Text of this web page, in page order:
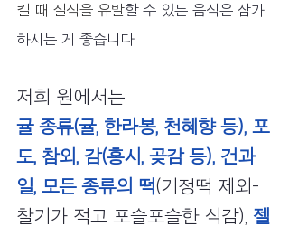
킬 때 질식을 유발할 수 있는 음식은 삼가
하시는 게 좋습니다.
저희 원에서는
귤 종류(귤, 한라봉, 천혜향 등), 포
도, 참외, 감(홍시, 곶감 등), 건과
일, 모든 종류의 떡(기정떡 제외-
찰기가 적고 포슬포슬한 식감), 젤